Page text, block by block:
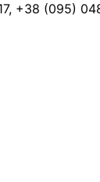
+38 (095)